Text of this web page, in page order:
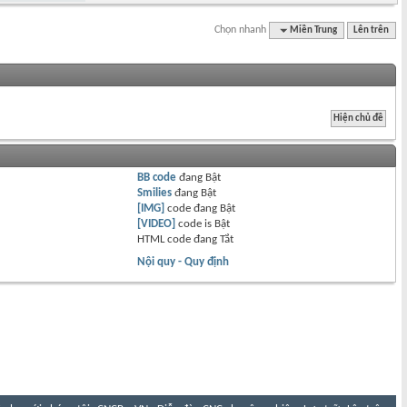
Chọn nhanh Miền Trung Lên trên
BB code đang Bật
Smilies đang Bật
[IMG] code đang Bật
[VIDEO] code is Bật
HTML code đangTắt
Nội quy - Quy định